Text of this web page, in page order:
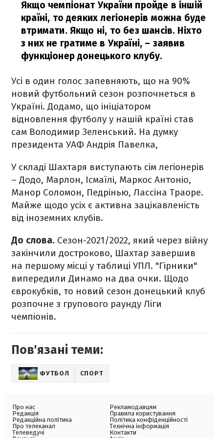
Якщо чемпіонат України пройде в іншій
країні, то деяких легіонерів можна буде
втримати. Якщо ні, то без шансів. Ніхто
з них не гратиме в Україні, – заявив
функціонер донецького клубу.
Усі в один голос запевняють, що на 90%
новий футбольний сезон розпочнеться в
Україні. Додамо, що ініціатором
відновлення футболу у нашій країні став
сам Володимир Зеленський. На думку
президента УАФ Андрія Павелка,
У складі Шахтаря виступають сім легіонерів
– Додо, Марлон, Ісмаїлі, Маркос Антоніо,
Манор Соломон, Педрінью, Лассіна Траоре.
Майже щодо усіх є активна зацікавленість
від іноземних клубів.
До слова. Сезон-2021/2022, який через війну
закінчили достроково, Шахтар завершив
на першому місці у таблиці УПЛ. "Гірники"
випередили Динамо на два очки. Щодо
єврокубків, то новий сезон донецький клуб
розпочне з групового раунду Ліги
чемпіонів.
Пов'язані теми:
ФУТБОЛ СПОРТ
Про нас
Редакція
Редакційна політика
Про телеканал
Телеведучі
Рекламодавцям
Правила користування
Політика конфіденційності
Технічна інформація
Контакти